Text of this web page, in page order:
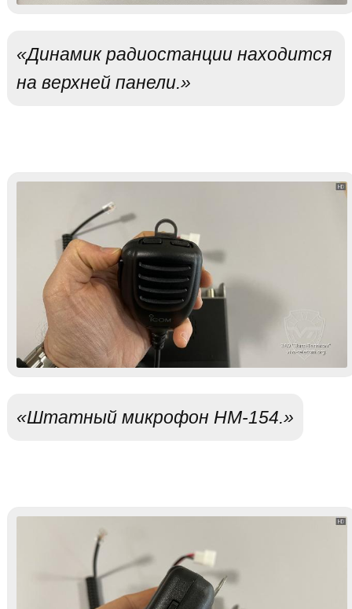
«Динамик радиостанции находится
на верхней панели.»
«Штатный микрофон HM-154.»